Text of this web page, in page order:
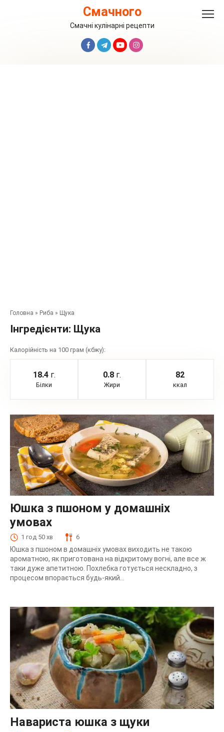
Смачного
Смачні кулінарні рецепти
Головна » Риба » Щука
Інгредієнти: Щука
Калорійність на 100 грам (кбжу):
18.4г.
Білки
0.8 г.
Жири
82
ккал
Юшка з пшоном у домашніх
умовах
1 год 50 хв 6
Юшка з пшоном в домашніх умовах виходить не такою
ароматною, як приготована на відкритому вогні, але все ж
таки дуже апетитною. Похлебка готується нескладно, з
процесом впорається будь-який...
Навариста юшка з щуки